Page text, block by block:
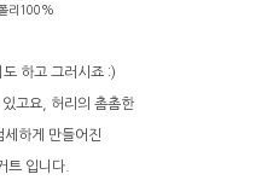
리100%
하고 그러시죠 :)
고요, 허리의 촘촘한
세하게 만들어진
트 입니다.